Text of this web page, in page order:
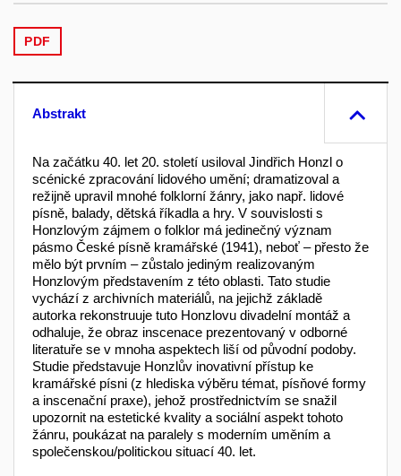
PDF
Abstrakt
Na začátku 40. let 20. století usiloval Jindřich Honzl o
scénické zpracování lidového umění; dramatizoval a
režijně upravil mnohé folklorní žánry, jako např. lidové
písně, balady, dětská říkadla a hry. V souvislosti s
Honzlovým zájmem o folklor má jedinečný význam
pásmo České písně kramářské (1941), neboť – přesto že
mělo být prvním – zůstalo jediným realizovaným
Honzlovým představením z této oblasti. Tato studie
vychází z archivních materiálů, na jejichž základě
autorka rekonstruuje tuto Honzlovu divadelní montáž a
odhaluje, že obraz inscenace prezentovaný v odborné
literatuře se v mnoha aspektech liší od původní podoby.
Studie představuje Honzlův inovativní přístup ke
kramářské písni (z hlediska výběru témat, písňové formy
a inscenační praxe), jehož prostřednictvím se snažil
upozornit na estetické kvality a sociální aspekt tohoto
žánru, poukázat na paralely s moderním uměním a
společenskou/politickou situací 40. let.